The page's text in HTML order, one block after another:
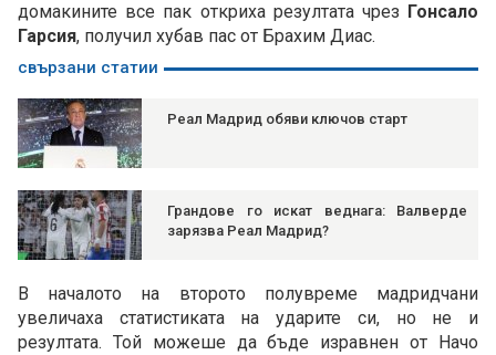
домакините все пак откриха резултата чрез Гонсало
Гарсия, получил хубав пас от Брахим Диас.
свързани статии
Реал Мадрид обяви ключов старт
Грандове го искат веднага: Валверде
зарязва Реал Мадрид?
В началото на второто полувреме мадридчани
увеличаха статистиката на ударите си, но не и
резултата. Той можеше да бъде изравнен от Начо